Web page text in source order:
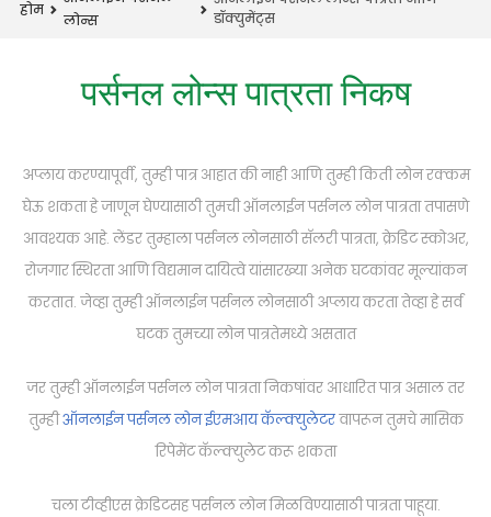
होम
लोन्स
डॉक्युमेंट्स
पर्सनल लोन्स पात्रता निकष
अप्लाय करण्यापूर्वी, तुम्ही पात्र आहात की नाही आणि तुम्ही किती लोन रक्कम
घेऊ शकता हे जाणून घेण्यासाठी तुमची ऑनलाईन पर्सनल लोन पात्रता तपासणे
आवश्यक आहे. लेंडर तुम्हाला पर्सनल लोनसाठी सॅलरी पात्रता, क्रेडिट स्कोअर,
रोजगार स्थिरता आणि विद्यमान दायित्वे यांसारख्या अनेक घटकांवर मूल्यांकन
करतात. जेव्हा तुम्ही ऑनलाईन पर्सनल लोनसाठी अप्लाय करता तेव्हा हे सर्व
घटक तुमच्या लोन पात्रतेमध्ये असतात
जर तुम्ही ऑनलाईन पर्सनल लोन पात्रता निकषांवर आधारित पात्र असाल तर
तुम्हीऑनलाईन पर्सनल लोन ईएमआय कॅल्क्युलेटरवापरून तुमचे मासिक
रिपेमेंट कॅल्क्युलेट करू शकता
चला टीव्हीएस क्रेडिटसह पर्सनल लोन मिळविण्यासाठी पात्रता पाहूया.